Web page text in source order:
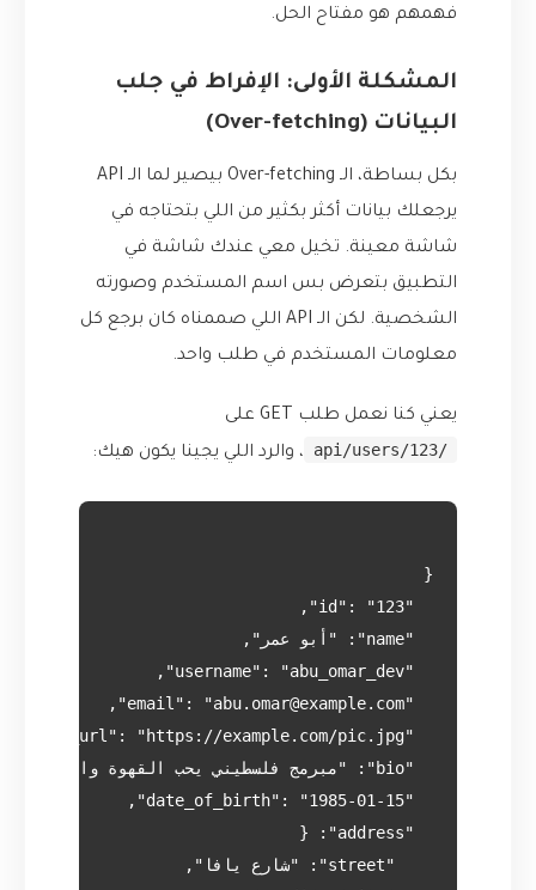
فهمهم هو مفتاح الحل.
المشكلة الأولى: الإفراط في جلب
البيانات (Over-fetching)
بكل بساطة، الـ Over-fetching بيصير لما الـ API
يرجعلك بيانات أكثر بكثير من اللي بتحتاجه في
شاشة معينة. تخيل معي عندك شاشة في
التطبيق بتعرض بس اسم المستخدم وصورته
الشخصية. لكن الـ API اللي صممناه كان برجع كل
معلومات المستخدم في طلب واحد.
يعني كنا نعمل طلب GET على
/api/users/123
، والرد اللي يجينا يكون هيك: